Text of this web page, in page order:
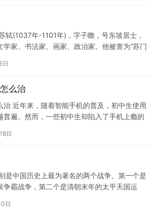
轼(1037年-1101年)，字子瞻，号东坡居士，
学家、书法家、画家、政治家。他被誉为“苏门
日
么治
治 近年来，随着智能手机的普及，初中生使用
普遍。然而，一些初中生却陷入了手机上瘾的
日
是中国历史上最为著名的两个战争。第一个是
争霸战争，第二个是清朝末年的太平天国运
日